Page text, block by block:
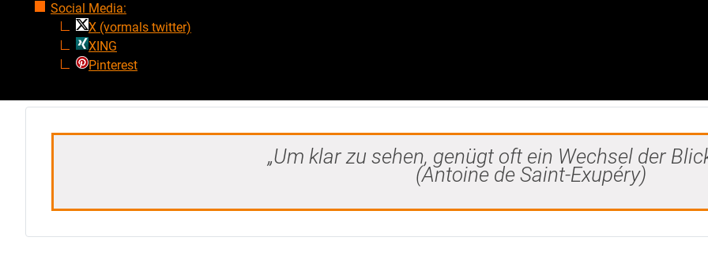
Social Media:
X (vormals twitter)
XING
Pinterest
„Um klar zu sehen, genügt oft ein Wechsel der
(Antoine de Saint-Exupéry)